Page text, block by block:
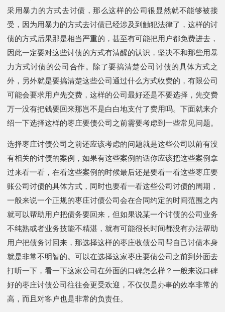
采用暴力的方式去讨债，那么这样的公司很显然就不能够被接
受，因为用暴力的方式去讨债已经涉及到触犯法律了，这样的讨
债的方式后果那是相当严重的，甚至有可能把用户都免费进去，
因此一定要对这些讨债的方式有清醒的认识，坚决不和那些用暴
力方式讨债的公司合作。除了要搞清楚公司讨债的具体方式之
外，另外就是要搞清楚这些公司通过什么方式收费的，有限公司
可能会要求用户先交费，这样的公司最好还是不要选择，先交费
万一没有把钱要回来那岂不是白白地支付了费用吗。下面就来介
绍一下选择这样的枣庄要债公司之前需要考虑到一些常见问题。
选择枣庄讨债公司之前还应该考虑的问题就是这些公司以前有没
有相关的讨债的案例，如果有这些案例的话你应该把这些案例拿
过来看一看，在看这些案例的时候最后还是要看一看这些枣庄要
账公司讨债的具体方式，同时也要看一看这些公司讨债的周期，
一般来说一个正规的枣庄讨债公司会在合同约定的时间范围之内
就可以帮助用户把债务要回来，但如果说某一个讨债的公司业务
不纯熟或者业务技能不精湛，就有可能很长时间都没有办法帮助
用户把债务讨回来，那选择这样的枣庄收债公司帮自己讨债本身
就是非常不明智的。可以在选择这家枣庄要债公司之前到外面去
打听一下，看一下这家公司在外面的口碑怎么样？一般来说口碑
好的枣庄讨债公司往往会更受欢迎，不仅仅是办事的效率非常的
高，而且对客户也是非常的负责任。